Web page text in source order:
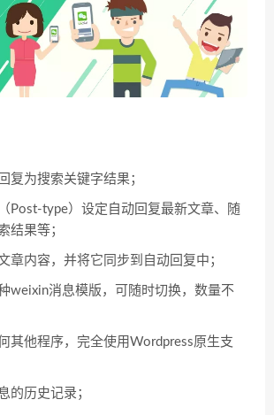
复为搜索关键字结果；
Post-type）设定自动回复最新文章、随
结果等；
章内容，并将它同步到自动回复中；
weixin消息模版，可随时切换，数量不
其他程序，完全使用Wordpress原生支
的历史记录；